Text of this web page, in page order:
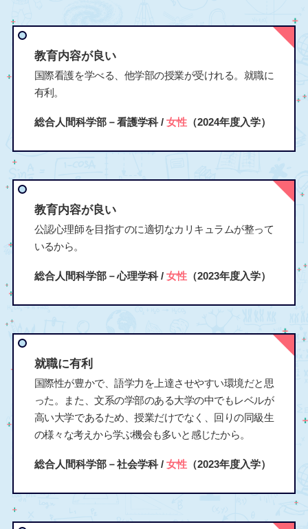
教育内容が良い
国際看護を学べる、他学部の授業が受けれる。就職に
有利。
総合人間科学部－看護学科 / 女性（2024年度入学）
教育内容が良い
公認心理師を目指すのに適切なカリキュラムが整って
いるから。
総合人間科学部－心理学科 / 女性（2023年度入学）
就職に有利
国際性が豊かで、語学力を上達させやすい環境だと思
った。また、文系の学部のある大学の中でもレベルが
高い大学であるため、授業だけでなく、回りの同級生
の様々な考えから学ぶ機会も多いと感じたから。
総合人間科学部－社会学科 / 女性（2023年度入学）